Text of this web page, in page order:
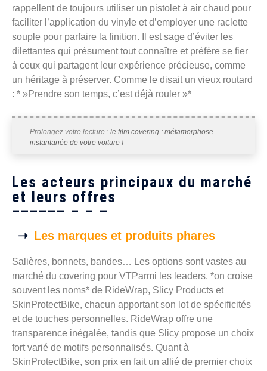
rappellent de toujours utiliser un pistolet à air chaud pour
faciliter l’application du vinyle et d’employer une raclette
souple pour parfaire la finition. Il est sage d’éviter les
dilettantes qui présument tout connaître et préfère se fier
à ceux qui partagent leur expérience précieuse, comme
un héritage à préserver. Comme le disait un vieux routard
: * »Prendre son temps, c’est déjà rouler »*
Prolongez votre lecture : le film covering : métamorphose
instantanée de votre voiture !
Les acteurs principaux du marché
et leurs offres
Les marques et produits phares
Salières, bonnets, bandes… Les options sont vastes au
marché du covering pour VTParmi les leaders, *on croise
souvent les noms* de RideWrap, Slicy Products et
SkinProtectBike, chacun apportant son lot de spécificités
et de touches personnelles. RideWrap offre une
transparence inégalée, tandis que Slicy propose un choix
fort varié de motifs personnalisés. Quant à
SkinProtectBike, son prix en fait un allié de premier choix